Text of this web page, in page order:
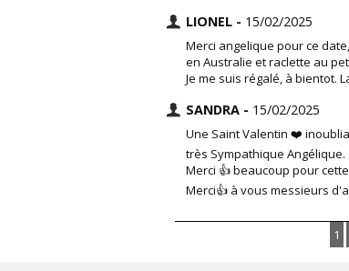
LIONEL - 15/02/2025
Merci angelique pour ce
en Australie et raclette au
Je me suis régalé, à bientot.
SANDRA - 15/02/2025
Une Saint Valentin ❤️
très Sympathique Angélique.
Merci 👍 beaucoup pour
Merci👍 à vous messieurs
1